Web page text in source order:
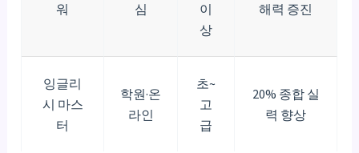
워
심
이
상
해력 증진
잉글리
시 마스
터
학원·온
라인
초~
고
급
20% 종합 실
력 향상